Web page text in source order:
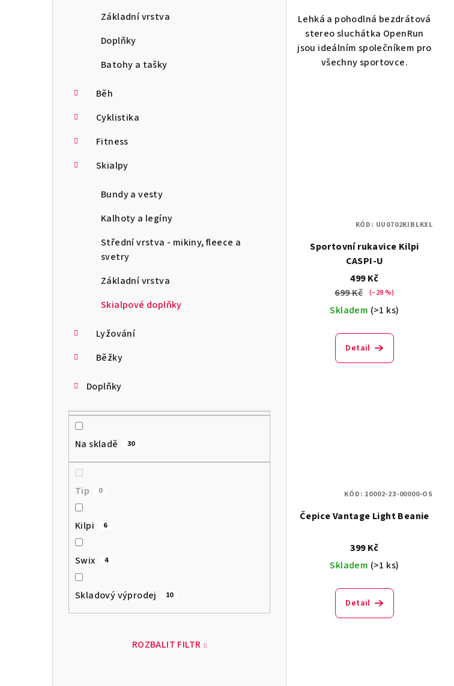
Základní vrstva
Doplňky
Batohy a tašky
Běh
Cyklistika
Fitness
Skialpy
Bundy a vesty
Kalhoty a legíny
Střední vrstva - mikiny, fleece a
svetry
Základní vrstva
Skialpové doplňky
Lyžování
Běžky
Doplňky
Na skladě 30
Tip 0
Kilpi 6
Swix 4
Skladový výprodej 10
ROZBALIT FILTR
Lehká a pohodlná bezdrátová
stereo sluchátka OpenRun
jsou ideálním společníkem pro
všechny sportovce.
Sportovní rukavice Kilpi
CASPI-U
499 Kč
699 Kč
(–28 %)
Skladem (>1 ks)
Detail
KÓD: UU0702KIBLKXL
Čepice Vantage Light Beanie
399 Kč
Skladem (>1 ks)
Detail
KÓD: 10002-23-00000-OS